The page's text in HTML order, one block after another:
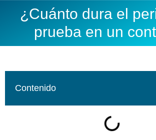
¿Cuánto dura el
prueba en un
Contenido